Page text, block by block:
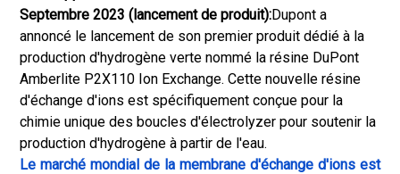
Septembre 2023 (lancement de produit):Dupont a
annoncé le lancement de son premier produit dédié à la
production d'hydrogène verte nommé la résine DuPont
Amberlite P2X110 Ion Exchange. Cette nouvelle résine
d'échange d'ions est spécifiquement conçue pour la
chimie unique des boucles d'électrolyzer pour soutenir la
production d'hydrogène à partir de l'eau.
Le marché mondial de la membrane d'échange d'ions est